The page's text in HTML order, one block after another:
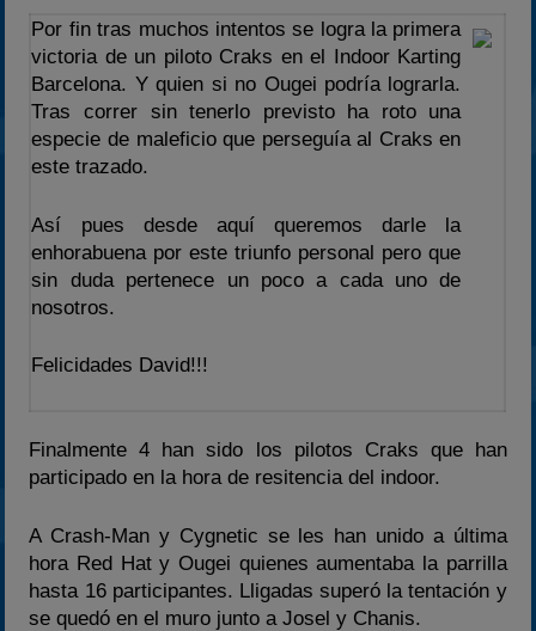
2022
2023
2024
2025
Preguntas Frecuentes
Por fin tras muchos intentos se logra la primera
victoria de un piloto Craks en el Indoor Karting
Barcelona. Y quien si no Ougei podría lograrla.
Tras correr sin tenerlo previsto ha roto una
especie de maleficio que perseguía al Craks en
este trazado.
Así pues desde aquí queremos darle la
enhorabuena por este triunfo personal pero que
sin duda pertenece un poco a cada uno de
nosotros.
Felicidades David!!!
Finalmente 4 han sido los pilotos Craks que han
participado en la hora de resitencia del indoor.
A Crash-Man y Cygnetic se les han unido a última
hora Red Hat y Ougei quienes aumentaba la parrilla
hasta 16 participantes. Lligadas superó la tentación y
se quedó en el muro junto a Josel y Chanis.